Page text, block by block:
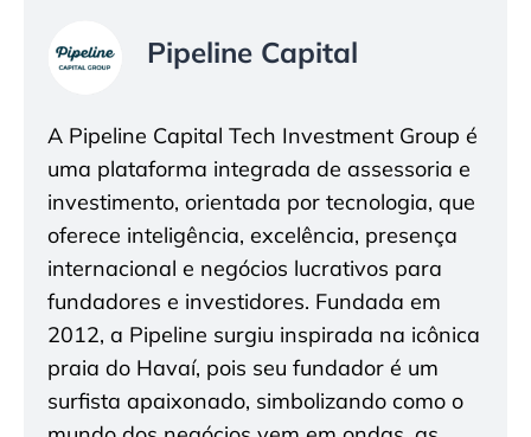
Pipeline Capital
A Pipeline Capital Tech Investment Group é
uma plataforma integrada de assessoria e
investimento, orientada por tecnologia, que
oferece inteligência, excelência, presença
internacional e negócios lucrativos para
fundadores e investidores. Fundada em
2012, a Pipeline surgiu inspirada na icônica
praia do Havaí, pois seu fundador é um
surfista apaixonado, simbolizando como o